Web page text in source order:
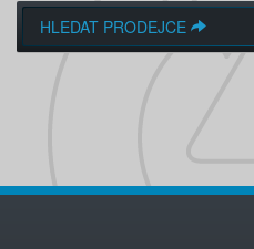
HLEDAT PRODEJCE